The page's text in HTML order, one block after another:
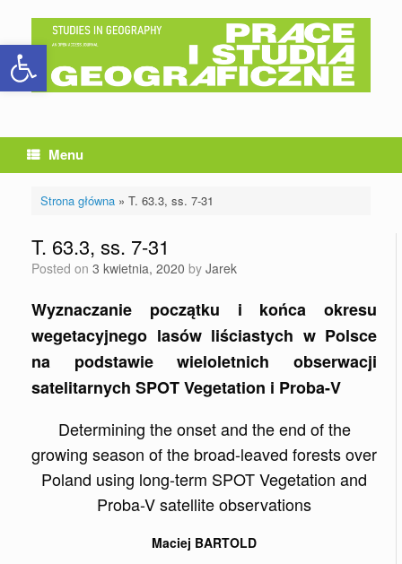
Otwórz pasek narzędzi
content
Menu
Strona główna» T. 63.3, ss. 7-31
T. 63.3, ss. 7-31
Posted on 3 kwietnia, 2020 by Jarek
Wyznaczanie początku i końca okresu
wegetacyjnego lasów liściastych w Polsce
na podstawie wieloletnich obserwacji
satelitarnych SPOT Vegetation i Proba-V
Determining the onset and the end of the
growing season of the broad-leaved forests over
Poland using long-term SPOT Vegetation and
Proba-V satellite observations
Maciej BARTOLD